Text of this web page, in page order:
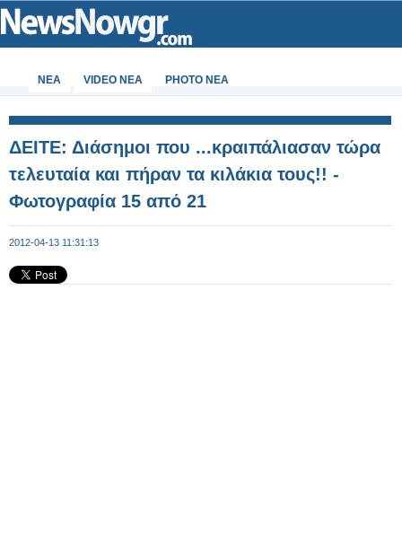
ΝΕΑ VIDEO NEA PHOTO NEA
ΔΕΙΤΕ: Διάσημοι που ...κραιπάλιασαν τώρα
τελευταία και πήραν τα κιλάκια τους!! -
Φωτογραφία 15 από 21
2012-04-13 11:31:13